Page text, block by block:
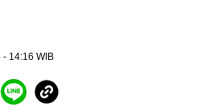
- 14:16 WIB